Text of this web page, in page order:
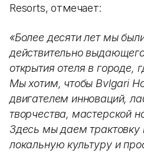
Resorts, отмечает:
«Более десяти лет мы
действительно
открытия отеля в городе,
Мы хотим, чтобы Bvlgari
двигателем инноваций,
творчества, мастерской
Здесь мы даем трактовку
локальную культуру и